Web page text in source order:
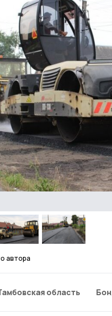
автора
область